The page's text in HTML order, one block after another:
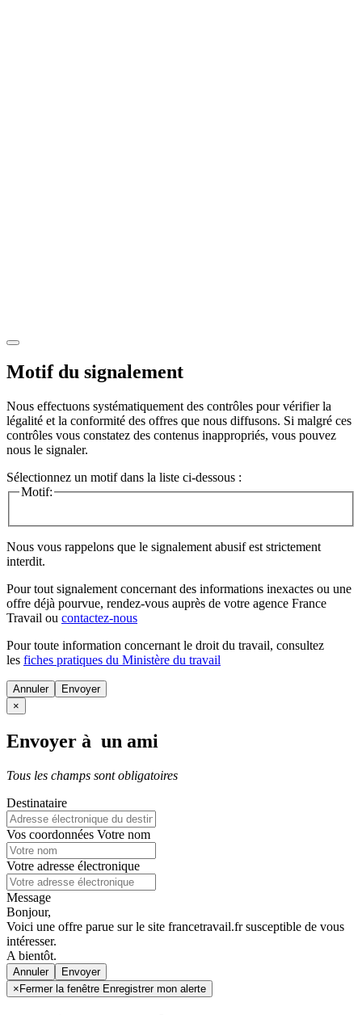
Motif du signalement
Nous effectuons systématiquement des contrôles pour vérifier la
légalité et la conformité des offres que nous diffusons. Si malgré ces
contrôles vous constatez des contenus inappropriés, vous pouvez
nous le signaler.
Sélectionnez un motif dans la liste ci-dessous :
Motif:
Nous vous rappelons que le signalement abusif est strictement
interdit.
Pour tout signalement concernant des informations inexactes ou une
offre déjà pourvue, rendez-vous auprès de votre agence France
Travail ou contactez-nous
Pour toute information concernant le droit du travail, consultez
les fiches pratiques du Ministère du travail
Annuler
×
Envoyer à un ami
Tous les champs sont obligatoires
Destinataire
Vos coordonnées Votre nom
Votre adresse électronique
Message
Bonjour,
Voici une offre parue sur le site francetravail.fr susceptible de vous
intéresser.
A bientôt.
Annuler
× Fermer la fenêtre Enregistrer mon alerte